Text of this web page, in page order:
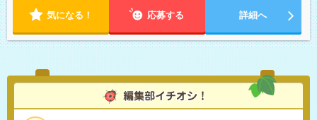
気になる！ 応募する 詳細へ